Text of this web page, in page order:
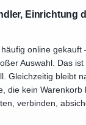
Einrichtung
online gekauft
Auswahl. Das ist
Gleichzeitig bleibt
die kein Warenkorb
verbinden,